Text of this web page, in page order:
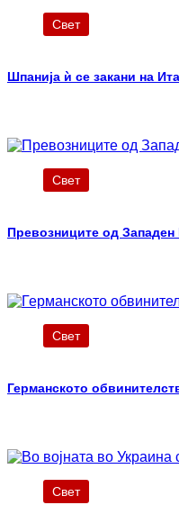
Свет
Шпанија ѝ се закани на
Свет
Превозниците од
Свет
Германското
Свет